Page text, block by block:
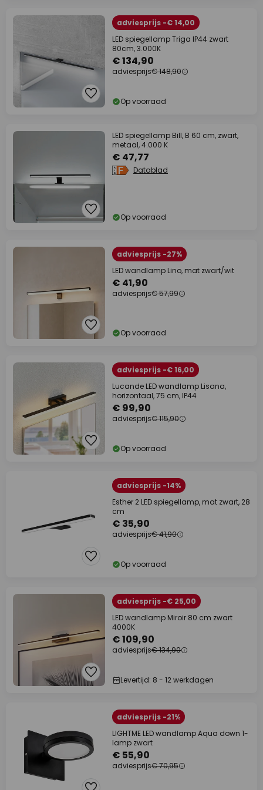
adviesprijs -€ 14,00
LED spiegellamp Triga IP44 zwart
80cm, 3.000K
€ 134,90
adviesprijs€ 148,90
Op voorraad
LED spiegellamp Bill, B 60 cm, zwart,
metaal, 4.000 K
€ 47,77
Datablad
Op voorraad
adviesprijs -27%
LED wandlamp Lino, mat zwart/wit
€ 41,90
adviesprijs€ 57,99
Op voorraad
adviesprijs -€ 16,00
Lucande LED wandlamp Lisana,
horizontaal, 75 cm, IP44
€ 99,90
adviesprijs€ 115,90
Op voorraad
adviesprijs -14%
Esther 2 LED spiegellamp, mat zwart, 28
cm
€ 35,90
adviesprijs€ 41,90
Op voorraad
adviesprijs -€ 25,00
LED wandlamp Miroir 80 cm zwart
4000K
€ 109,90
adviesprijs€ 134,90
Levertijd: 8 - 12 werkdagen
adviesprijs -21%
LIGHTME LED wandlamp Aqua down 1-
lamp zwart
€ 55,90
adviesprijs€ 70,95